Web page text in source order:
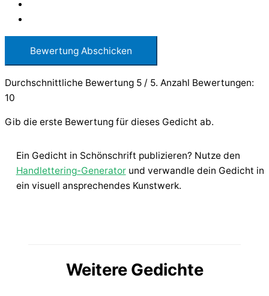
Bewertung Abschicken
Durchschnittliche Bewertung 5 / 5. Anzahl Bewertungen:
10
Gib die erste Bewertung für dieses Gedicht ab.
Ein Gedicht in Schönschrift publizieren? Nutze den
Handlettering-Generatorund verwandle dein Gedicht in
ein visuell ansprechendes Kunstwerk.
Weitere Gedichte